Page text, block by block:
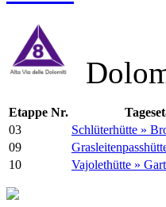
Etappe Nr.
03
Schlüterhütte »
09
10
Vajolethütte »